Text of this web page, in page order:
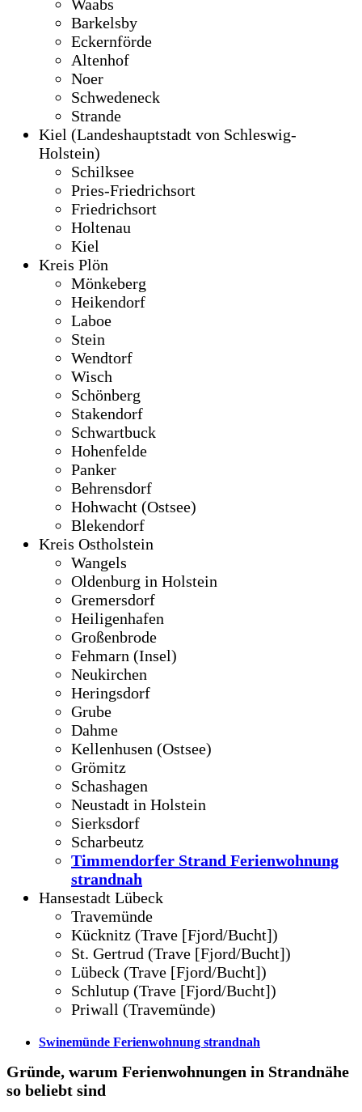
Waabs
Barkelsby
Eckernförde
Altenhof
Noer
Schwedeneck
Strande
Kiel (Landeshauptstadt von Schleswig-
Holstein)
Schilksee
Pries-Friedrichsort
Friedrichsort
Holtenau
Kiel
Kreis Plön
Mönkeberg
Heikendorf
Laboe
Stein
Wendtorf
Wisch
Schönberg
Stakendorf
Schwartbuck
Hohenfelde
Panker
Behrensdorf
Hohwacht (Ostsee)
Blekendorf
Kreis Ostholstein
Wangels
Oldenburg in Holstein
Gremersdorf
Heiligenhafen
Großenbrode
Fehmarn (Insel)
Neukirchen
Heringsdorf
Grube
Dahme
Kellenhusen (Ostsee)
Grömitz
Schashagen
Neustadt in Holstein
Sierksdorf
Scharbeutz
Timmendorfer Strand Ferienwohnung
strandnah
Hansestadt Lübeck
Travemünde
Kücknitz (Trave [Fjord/Bucht])
St. Gertrud (Trave [Fjord/Bucht])
Lübeck (Trave [Fjord/Bucht])
Schlutup (Trave [Fjord/Bucht])
Priwall (Travemünde)
Swinemünde Ferienwohnung strandnah
Gründe, warum Ferienwohnungen in Strandnähe
so beliebt sind